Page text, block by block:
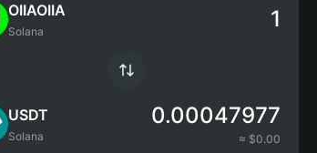
OIIAOIIA
Solana
USDT
Solana
0.00047977
≈ $0.00